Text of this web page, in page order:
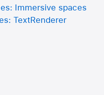
Immersive spaces
TextRenderer